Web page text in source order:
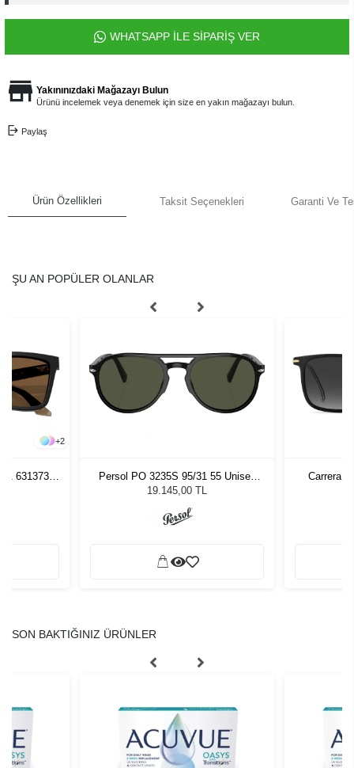
WHATSAPP İLE SİPARİŞ VER
Yakınınızdaki Mağazayı Bulun
Ürünü incelemek veya denemek için size en yakın mağazayı bulun.
Paylaş
Ürün Özellikleri Taksit Seçenekleri Garanti Ve
ŞU AN POPÜLER OLANLAR
+2
631373
Persol PO 3235S 95/31 55 Unisex
Güneş Gözlüğü
19.145,00 TL
Carrera
SON BAKTIĞINIZ ÜRÜNLER